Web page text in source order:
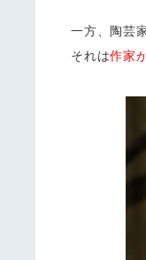
一方、陶芸
それは作家